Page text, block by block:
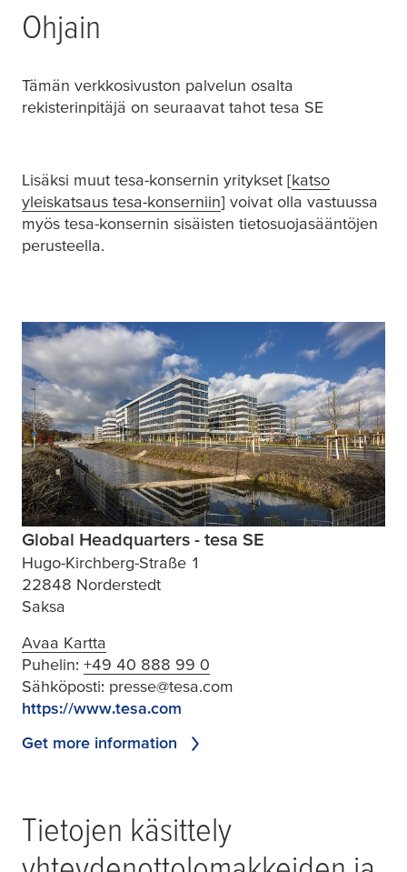
Ohjain
Tämän verkkosivuston palvelun osalta
rekisterinpitäjä on seuraavat tahot tesa SE
Lisäksi muut tesa-konsernin yritykset [katso
yleiskatsaus tesa-konserniin] voivat olla vastuussa
myös tesa-konsernin sisäisten tietosuojasääntöjen
perusteella.
Global Headquarters - tesa SE
Hugo-Kirchberg-Straße 1
22848 Norderstedt
Saksa
Avaa Kartta
Puhelin: +49 40 888 99 0
Sähköposti: presse@tesa.com
https://www.tesa.com
Get more information
Tietojen käsittely